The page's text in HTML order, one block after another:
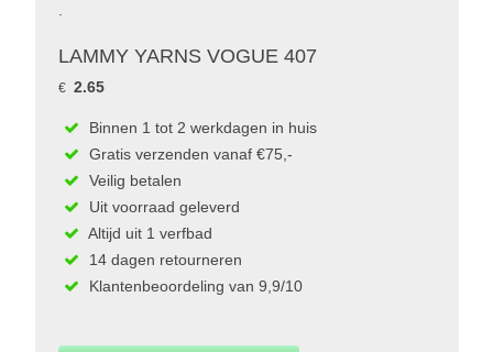
.
LAMMY YARNS VOGUE 407
€ 2.65
Binnen 1 tot 2 werkdagen in huis
Gratis verzenden vanaf €75,-
Veilig betalen
Uit voorraad geleverd
Altijd uit 1 verfbad
14 dagen retourneren
Klantenbeoordeling van 9,9/10